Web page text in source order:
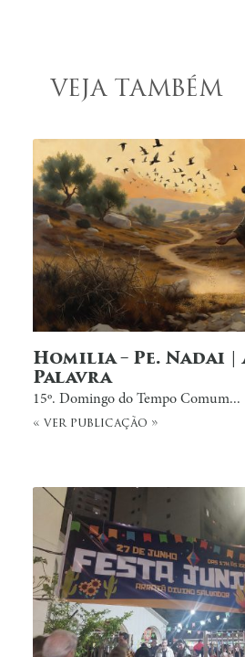
VEJA TAMBÉM
Homilia – Pe. Nadai |
Palavra
15º. Domingo do Tempo Comum...
« ver publicação »